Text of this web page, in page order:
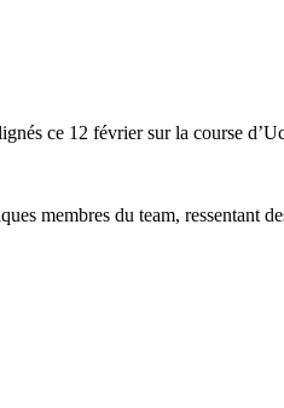
ce 12 février sur la course
membres du team, ressentant